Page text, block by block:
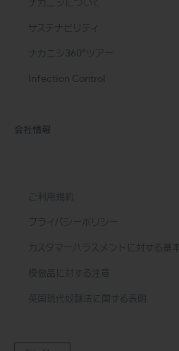
ナカニシについて
サステナビリティ
ナカニシ360°ツアー
Infection Control
会社情報
ご利用規約
プライバシーポリシー
カスタマーハラスメントに対する基
模倣品に対する注意
英国現代奴隷法に関する表明